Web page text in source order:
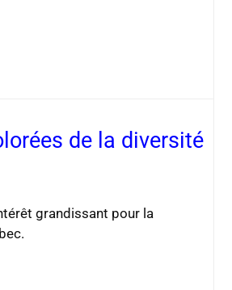
de la diversité
grandissant pour la